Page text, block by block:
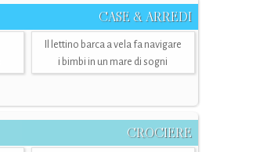
CASE & ARREDI
Il lettino barca a vela fa navigare
i bimbi in un mare di sogni
CROCIERE